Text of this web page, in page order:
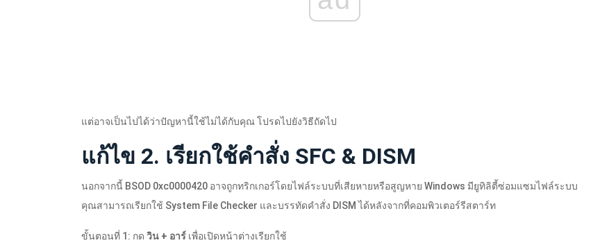
แต่อาจเป็นไปได้ว่าปัญหานี้ใช้ไม่ได้กับคุณ โปรดไปยังวิธีถัดไป
แก้ไข 2. เรียกใช้คำสั่ง SFC & DISM
นอกจากนี้ BSOD 0xc0000420 อาจถูกทริกเกอร์โดยไฟล์ระบบที่เสียหายหรือสูญหาย Windows มียูทิลิตี้ซ่อมแซมไฟล์ระบบ
คุณสามารถเรียกใช้ System File Checker และบรรทัดคำสั่ง DISM ได้หลังจากที่คอมพิวเตอร์รีสตาร์ท
ขั้นตอนที่ 1: กด วิน + อาร์ เพื่อเปิดหน้าต่างเรียกใช้